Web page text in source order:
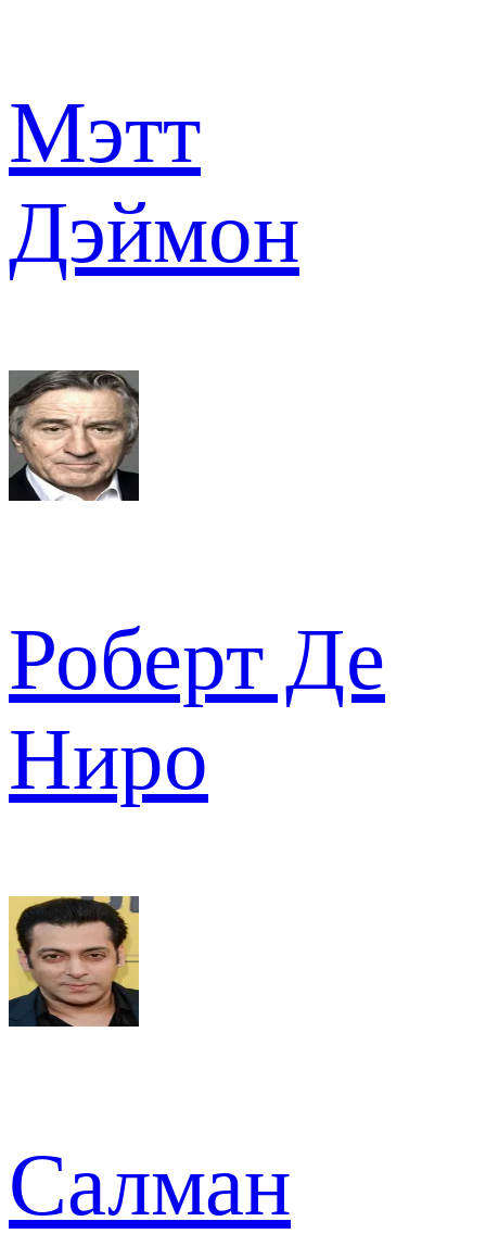
Мэтт
Дэймон
Роберт Де
Ниро
Салман